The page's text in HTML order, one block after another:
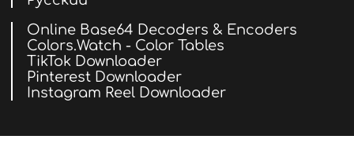
Online Base64 Decoders & Encoders
Colors.Watch - Color Tables
TikTok Downloader
Pinterest Downloader
Instagram Reel Downloader